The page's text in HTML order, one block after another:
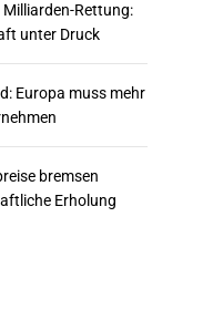
Rettung:
unter Druck
Europa muss mehr
bremsen
Erholung